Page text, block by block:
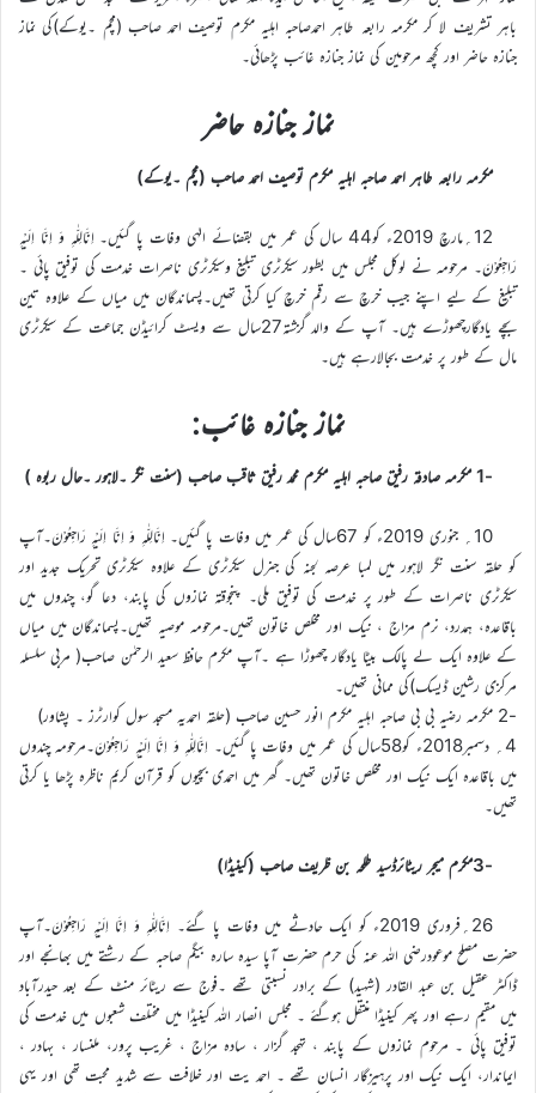
باہر تشریف لا کر مکرمہ رابعہ طاہر احمدصاحبہ اہلیہ مکرم توصیف احمد صاحب (مچم ۔یوکے)کی نماز
جنازہ حاضر اور کچھ مرحومین کی نماز جنازہ غائب پڑھائی۔
نماز جنازہ حاضر
مکرمہ رابعہ طاہر احمد صاحبہ اہلیہ مکرم توصیف احمد صاحب (مچم ۔یوکے)
12؍مارچ 2019ء کو44 سال کی عمر میں بقضائے الہٰی وفات پا گئیں۔ اِنَّالِلّٰہِ وَ اِنَّا اِلَیْہِ
رَاجِعُوْنَ۔ مرحومہ نے لوکل مجلس میں بطور سیکرٹری تبلیغ وسیکرٹری ناصرات خدمت کی توفیق پائی ۔
تبلیغ کے لیے اپنے جیب خرچ سے رقم خرچ کیا کرتی تھیں۔پسماندگان میں میاں کے علاوہ تین
بچے یادگارچھوڑے ہیں۔ آپ کے والد گزشتہ27سال سے ویسٹ کرائیڈن جماعت کے سیکرٹری
مال کے طور پر خدمت بجالارہے ہیں۔
نماز جنازہ غائب:
-1 مکرمہ صادقہ رفیق صاحبہ اہلیہ مکرم محمد رفیق ثاقب صاحب (سنت نگر ۔لاہور ۔حال ربوہ )
10؍ جنوری 2019ء کو 67سال کی عمر میں وفات پا گئیں۔ اِنَّالِلّٰہِ وَ اِنَّا اِلَیْہِ رَاجِعُوْنَ۔آپ
کو حلقہ سنت نگر لاہور میں لمبا عرصہ لجنہ کی جنرل سیکرٹری کے علاوہ سیکرٹری تحریک جدید اور
سیکرٹری ناصرات کے طور پر خدمت کی توفیق ملی۔ پنجوقتہ نمازوں کی پابند، دعا گو، چندوں میں
باقاعدہ، ہمدرد، نرم مزاج ، نیک اور مخلص خاتون تھیں۔مرحومہ موصیہ تھیں۔پسماندگان میں میاں
کے علاوہ ایک لے پالک بیٹا یادگار چھوڑا ہے ۔آپ مکرم حافظ سعید الرحمٰن صاحب( مربی سلسلہ
مرکزی رشین ڈیسک)کی ممانی تھیں۔
-2 مکرمہ رضیہ بی بی صاحبہ اہلیہ مکرم انور حسین صاحب (حلقہ احمدیہ مسجد سول کوارٹرز ۔ پشاور)
4؍ دسمبر2018ء کو58سال کی عمر میں وفات پا گئیں۔ اِنَّالِلّٰہِ وَ اِنَّا اِلَیْہِ رَاجِعُوْنَ۔مرحومہ چندوں
میں باقاعدہ ایک نیک اور مخلص خاتون تھیں۔ گھر میں احمدی بچیوں کو قرآن کریم ناظرہ پڑھا یا کرتی
تھیں۔
-3مکرم میجر ریٹائرڈسید طلحہ بن ظریف صاحب (کینیڈا)
26؍فروری 2019ء کو ایک حادثے میں وفات پا گئے۔ اِنَّالِلّٰہِ وَ اِنَّا اِلَیْہِ رَاجِعُوْنَ۔آپ
حضرت مصلح موعودرضی اللہ عنہ کی حرم حضرت آپا سیدہ سارہ بیگم صاحبہ کے رشتے میں بھانجے اور
ڈاکٹر عقیل بن عبد القادر (شہید) کے برادر نسبتی تھے ۔فوج سے ریٹائر منٹ کے بعد حیدرآباد
میں مقیم رہے اور پھر کینیڈا منتقل ہوگئے ۔ مجلس انصار اللہ کینیڈا میں مختلف شعبوں میں خدمت کی
توفیق پائی ۔ مرحوم نمازوں کے پابند ، تہجد گزار ، سادہ مزاج ، غریب پرور، ملنسار ، بہادر ،
ایماندار، ایک نیک اور پرہیزگار انسان تھے ۔ احمد یت اور خلافت سے شدید محبت تھی اور یہی